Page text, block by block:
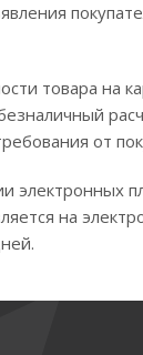
товара на
от
электронных
на